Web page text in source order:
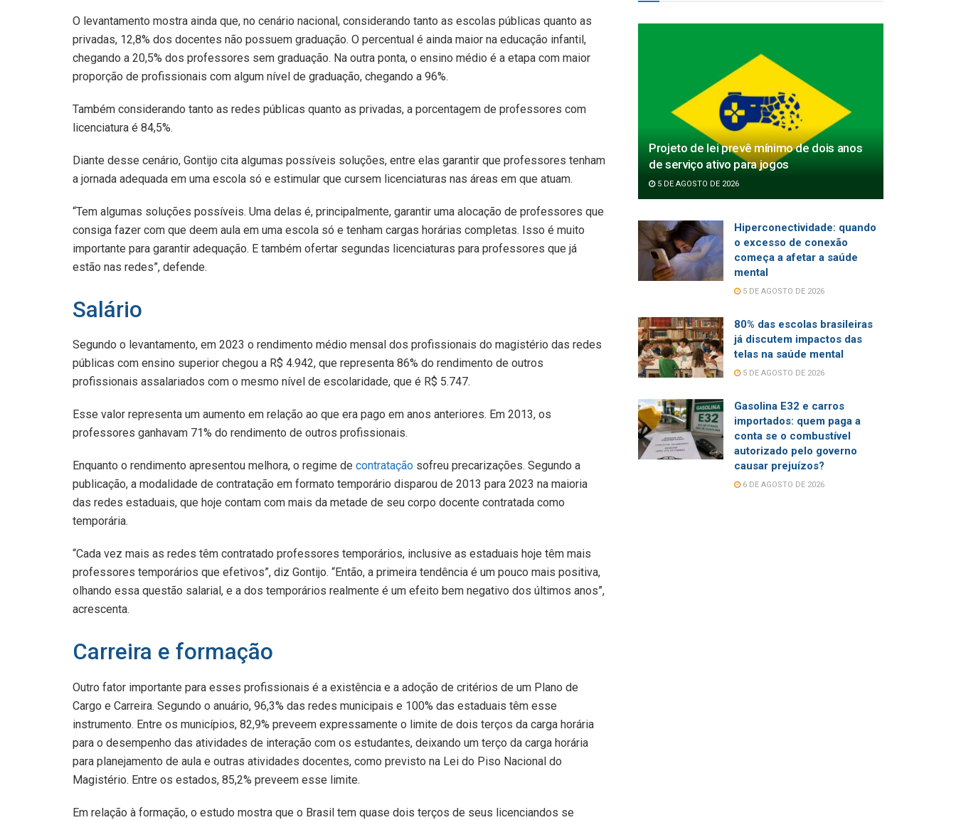
O levantamento mostra ainda que, no cenário nacional, considerando tanto as escolas públicas quanto as
privadas, 12,8% dos docentes não possuem graduação. O percentual é ainda maior na educação infantil,
chegando a 20,5% dos professores sem graduação. Na outra ponta, o ensino médio é a etapa com maior
proporção de profissionais com algum nível de graduação, chegando a 96%.
Também considerando tanto as redes públicas quanto as privadas, a porcentagem de professores com
licenciatura é 84,5%.
Diante desse cenário, Gontijo cita algumas possíveis soluções, entre elas garantir que professores tenham
a jornada adequada em uma escola só e estimular que cursem licenciaturas nas áreas em que atuam.
“Tem algumas soluções possíveis. Uma delas é, principalmente, garantir uma alocação de professores que
consiga fazer com que deem aula em uma escola só e tenham cargas horárias completas. Isso é muito
importante para garantir adequação. E também ofertar segundas licenciaturas para professores que já
estão nas redes”, defende.
Salário
Segundo o levantamento, em 2023 o rendimento médio mensal dos profissionais do magistério das redes
públicas com ensino superior chegou a R$ 4.942, que representa 86% do rendimento de outros
profissionais assalariados com o mesmo nível de escolaridade, que é R$ 5.747.
Esse valor representa um aumento em relação ao que era pago em anos anteriores. Em 2013, os
professores ganhavam 71% do rendimento de outros profissionais.
Enquanto o rendimento apresentou melhora, o regime de contratação sofreu precarizações. Segundo a
publicação, a modalidade de contratação em formato temporário disparou de 2013 para 2023 na maioria
das redes estaduais, que hoje contam com mais da metade de seu corpo docente contratada como
temporária.
“Cada vez mais as redes têm contratado professores temporários, inclusive as estaduais hoje têm mais
professores temporários que efetivos”, diz Gontijo. “Então, a primeira tendência é um pouco mais positiva,
olhando essa questão salarial, e a dos temporários realmente é um efeito bem negativo dos últimos anos”,
acrescenta.
Carreira e formação
Outro fator importante para esses profissionais é a existência e a adoção de critérios de um Plano de
Cargo e Carreira. Segundo o anuário, 96,3% das redes municipais e 100% das estaduais têm esse
instrumento. Entre os municípios, 82,9% preveem expressamente o limite de dois terços da carga horária
para o desempenho das atividades de interação com os estudantes, deixando um terço da carga horária
para planejamento de aula e outras atividades docentes, como previsto na Lei do Piso Nacional do
Magistério. Entre os estados, 85,2% preveem esse limite.
Em relação à formação, o estudo mostra que o Brasil tem quase dois terços de seus licenciandos se
Projeto de lei prevê mínimo de dois anos
de serviço ativo para jogos
5 DE AGOSTO DE 2026
Hiperconectividade: quando
o excesso de conexão
começa a afetar a saúde
mental
5 DE AGOSTO DE 2026
80% das escolas brasileiras
já discutem impactos das
telas na saúde mental
5 DE AGOSTO DE 2026
Gasolina E32 e carros
importados: quem paga a
conta se o combustível
autorizado pelo governo
causar prejuízos?
6 DE AGOSTO DE 2026